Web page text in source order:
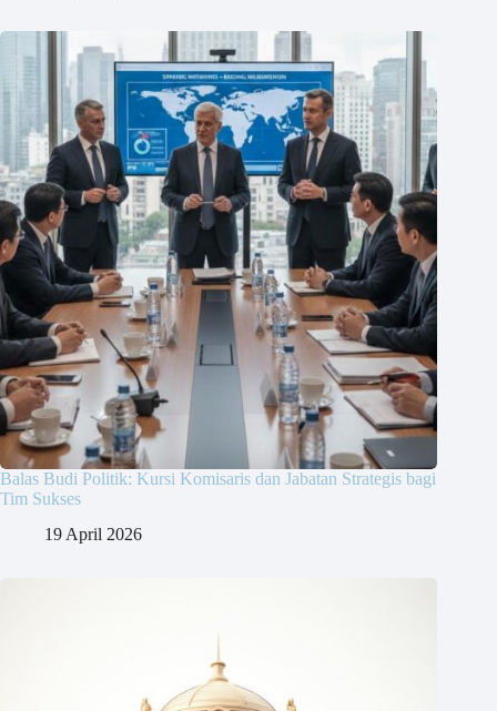
Balas Budi Politik: Kursi Komisaris dan Jabatan Strategis bagi
Tim Sukses
19 April 2026